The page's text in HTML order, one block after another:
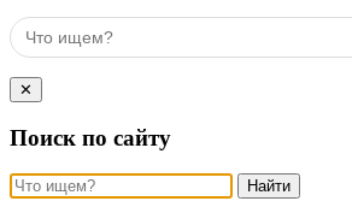
✕
Поиск по сайту
Найти